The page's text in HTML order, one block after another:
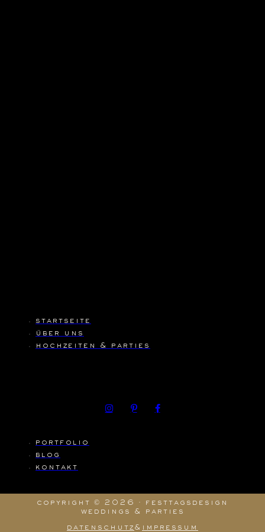
startseite
über uns
hochzeiten & parties
portfolio
blog
kontakt
copyright © 2026 · festtagsdesign
weddings & parties
datenschutz & impressum